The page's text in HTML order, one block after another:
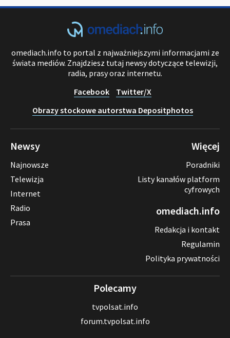
omediach.info to portal z najważniejszymi informacjami ze
świata mediów. Znajdziesz tutaj newsy dotyczące telewizji,
radia, prasy oraz internetu.
Facebook
Twitter/X
Obrazy stockowe autorstwa Depositphotos
Newsy
Najnowsze
Telewizja
Internet
Radio
Prasa
Więcej
Poradniki
Listy kanałów platform
cyfrowych
omediach.info
Redakcja i kontakt
Regulamin
Polityka prywatności
Polecamy
tvpolsat.info
forum.tvpolsat.info